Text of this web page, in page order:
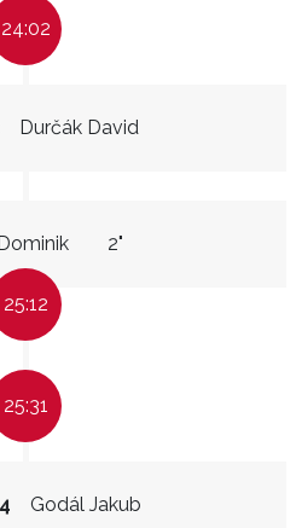
24:02
Durčák David
2"
25:12
25:31
Godál Jakub